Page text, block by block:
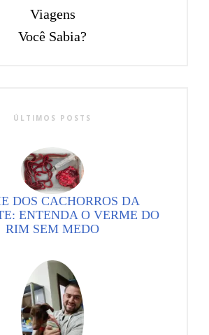
Viagens
Você Sabia?
ÚLTIMOS POSTS
DOS CACHORROS DA
ENTENDA O VERME DO
RIM SEM MEDO